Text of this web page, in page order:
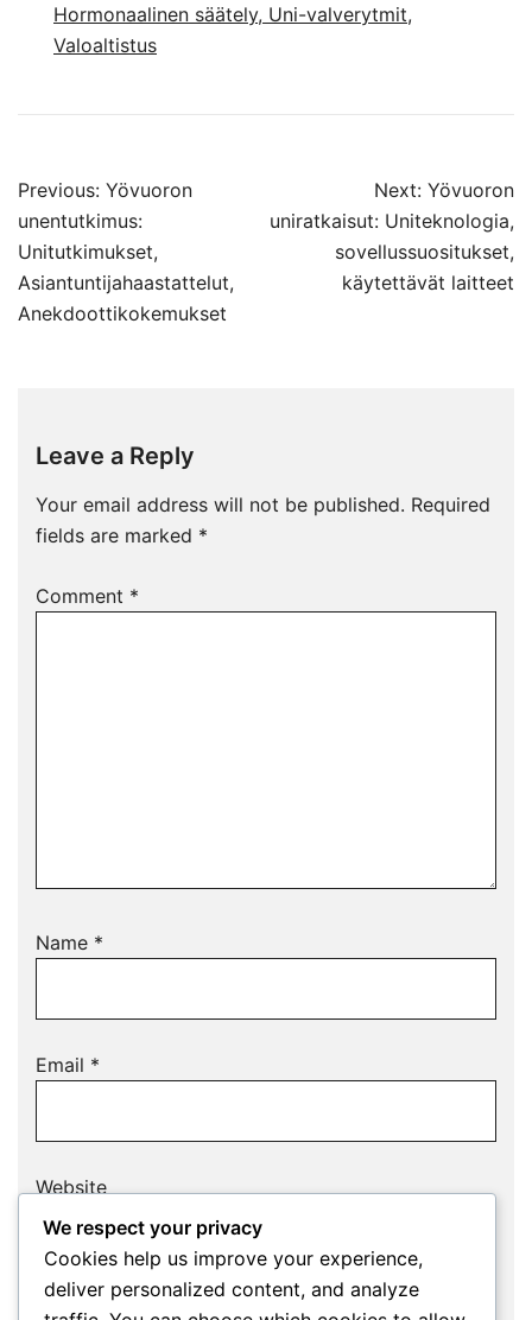
Hormonaalinen säätely, Uni-valverytmit,
Valoaltistus
Post
navigation
Previous: Yövuoron
unentutkimus:
Unitutkimukset,
Asiantuntijahaastattelut,
Anekdoottikokemukset
Next: Yövuoron
uniratkaisut: Uniteknologia,
sovellussuositukset,
käytettävät laitteet
Leave a Reply
Your email address will not be published. Required
fields are marked *
Comment *
Name *
Email *
Website
Save my name, email, and website in this
We respect your privacy
Cookies help us improve your experience,
deliver personalized content, and analyze